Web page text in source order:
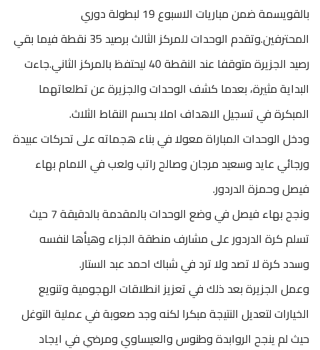
بالقويسمة ضمن مباريات الاسبوع 19 لبطولة دوري
المحترفين.وتقدم الوحدات للمركز الثالث برصيد 35 نقطة فيما بقي
رصيد الجزيرة متوقفا عند النقطة 40 ليحتفظ بالمركز الثاني.جاءت
البداية مثيرة، بعدما كشف الوحدات والجزيرة عن تطلعاتهما
المبكرة في تسجيل الاهداف املا بحسم النقاط الثلاث.
ودخل الوحدات المباراة معولا في بناء هجماته على تحركات عبيدة
ورجائي عايد وسعيد مرجان وصالح راتب ولعب في الامام بهاء
فيصل وحمزة الدردور.
ونجح بهاء فيصل في وضع الوحدات بالمقدمة بالدقيقة 7 حيث
تسلم كرة الدردور على مشارف منطقة الجزاء وهيأها لنفسه
وسدد كرة لا تصد ولا ترد في شباك احمد عبد الستار.
وعمل الجزيرة بعد ذلك في تعزيز انطلاقات الهجومية وتنويع
الخيارات لتعديل النتيجة مبكرا لكنه وجد صعوبة في عملية التوغل
حيث لم ينجح الروابدة وطنوس والعيساوي ومرضي في ايجاد